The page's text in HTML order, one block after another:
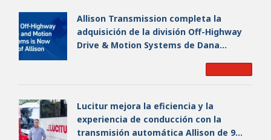
Allison Transmission completa la
adquisición de la división Off-Highway
Drive & Motion Systems de Dana
Lucitur mejora la eficiencia y la
experiencia de conducción con la
transmisión automática Allison de 9